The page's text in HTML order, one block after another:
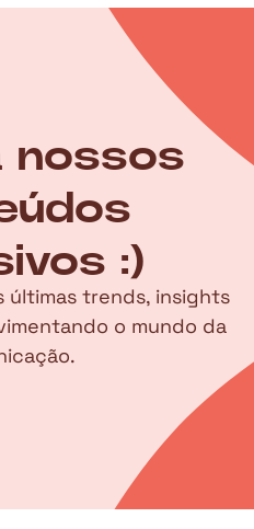
nossos
:)
trends, insights
o mundo da